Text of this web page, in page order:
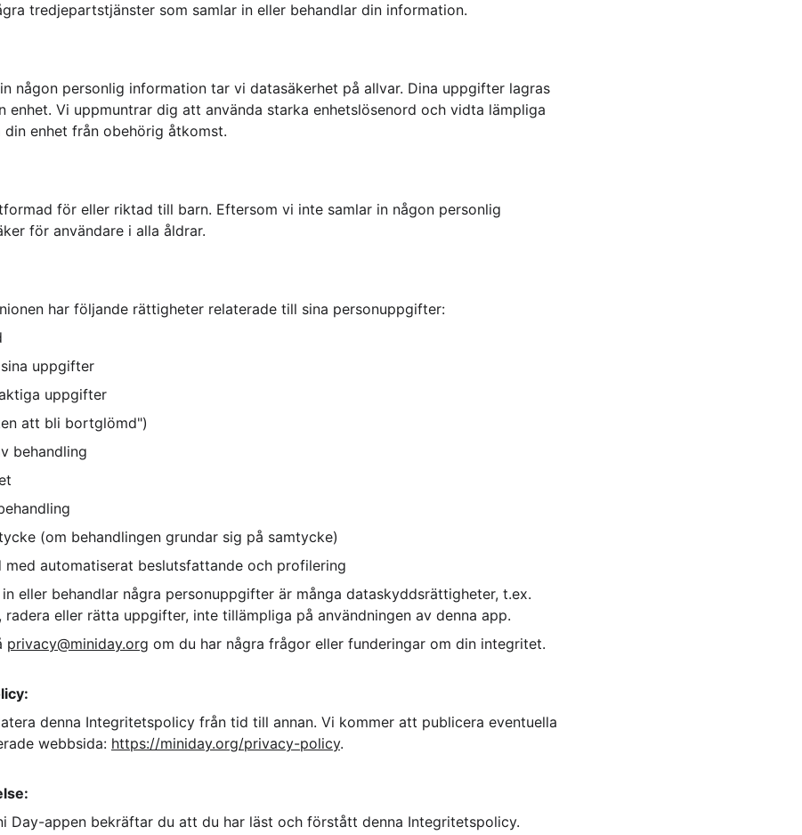
tredjepartstjänster som samlar in eller behandlar din information.
någon personlig information tar vi datasäkerhet på allvar. Dina uppgifter lagras
enhet. Vi uppmuntrar dig att använda starka enhetslösenord och vidta lämpliga
enhet från obehörig åtkomst.
för eller riktad till barn. Eftersom vi inte samlar in någon personlig
för användare i alla åldrar.
har följande rättigheter relaterade till sina personuppgifter:
uppgifter
uppgifter
att bli bortglömd")
behandling
(om behandlingen grundar sig på samtycke)
med automatiserat beslutsfattande och profilering
eller behandlar några personuppgifter är många dataskyddsrättigheter, t.ex.
eller rätta uppgifter, inte tillämpliga på användningen av denna app.
privacy@miniday.org om du har några frågor eller funderingar om din integritet.
denna Integritetspolicy från tid till annan. Vi kommer att publicera eventuella
webbsida: https://miniday.org/privacy-policy.
Day-appen bekräftar du att du har läst och förstått denna Integritetspolicy.